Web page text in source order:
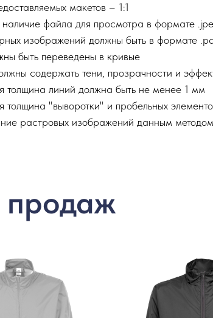
макетов – 1:1
наличие файла для просмотра в формате
изображений должны быть в формате
быть переведены в кривые
содержать тени, прозрачности и
толщина линий должна быть не менее 1 мм
"выворотки" и пробельных
растровых изображений данным